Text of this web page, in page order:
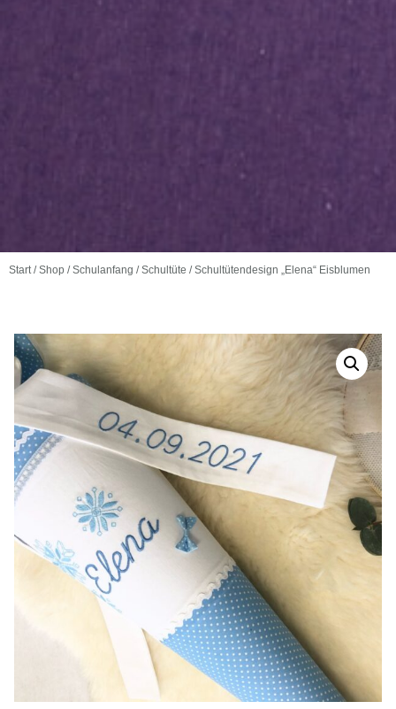
Start/Shop /Schulanfang /Schultüte / Schultütendesign „Elena“ Eisblumen